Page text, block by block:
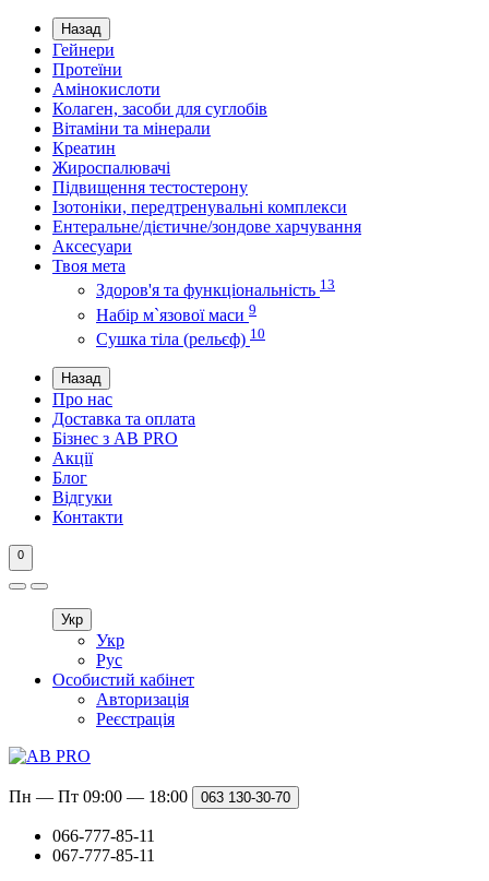
Назад
Гейнери
Протеїни
Амінокислоти
Колаген, засоби для суглобів
Вітаміни та мінерали
Креатин
Жироспалювачі
Підвищення тестостерону
Ізотоніки, передтренувальні комплекси
Ентеральне/дієтичне/зондове харчування
Аксесуари
Твоя мета
Здоров'я та функціональність 13
Набір м`язової маси 9
Сушка тіла (рельєф) 10
Назад
Про нас
Доставка та оплата
Бізнес з AB PRO
Акції
Блог
Відгуки
Контакти
0
Укр
Укр
Рус
Особистий кабінет
Авторизація
Реєстрація
Пн — Пт 09:00 — 18:00 063 130-30-70
066-777-85-11
067-777-85-11